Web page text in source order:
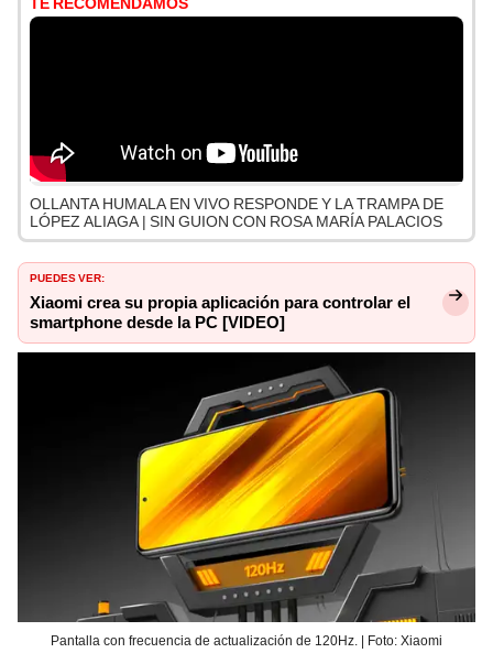
OLLANTA HUMALA EN VIVO RESPONDE Y LA TRAMPA DE
LÓPEZ ALIAGA | SIN GUION CON ROSA MARÍA PALACIOS
PUEDES VER:
Xiaomi crea su propia aplicación para controlar el
smartphone desde la PC [VIDEO]
Pantalla con frecuencia de actualización de 120Hz. | Foto: Xiaomi